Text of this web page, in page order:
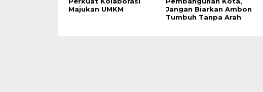
Majukan UMKM
Jangan Biarkan Ambon
Tumbuh Tanpa Arah